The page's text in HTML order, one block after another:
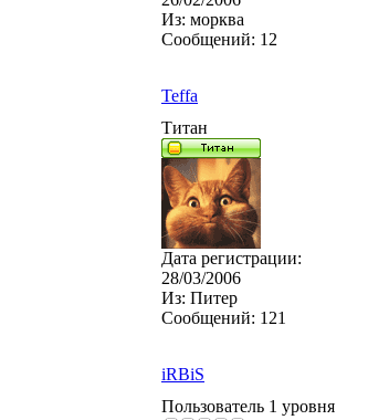
Из: морква
Сообщений: 12
Teffa
Титан
Дата регистрации:
28/03/2006
Из: Питер
Сообщений: 121
iRBiS
Пользователь 1 уровня